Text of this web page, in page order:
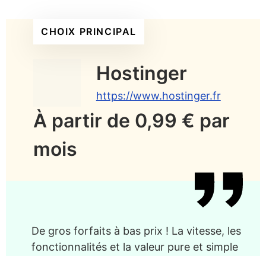
CHOIX PRINCIPAL
Hostinger
https://www.hostinger.fr
À partir de 0,99 € par
mois
De gros forfaits à bas prix ! La vitesse, les
fonctionnalités et la valeur pure et simple